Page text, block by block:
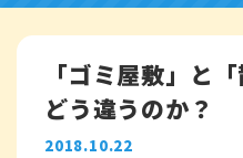
「ゴミ屋敷」と
どう違うのか？
2018.10.22